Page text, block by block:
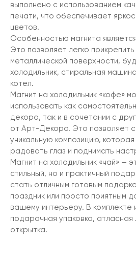
выполнено с использованием
печати, что обеспечивает
цветов.
Особенностью магнита
Это позволяет легко
металлической поверхности,
холодильник, стиральная
котел.
Магнит на холодильник «кофе»
использовать как
декора, так и в сочетании с
от Арт-Декоро. Это позволяет
уникальную композицию,
радовать глаз и поднимать
Магнит на холодильник «чай» —
стильный, но и практичный
стать отличным готовым
праздник или просто приятным
вашему интерьеру. В комплекте
подарочная упаковка,
открытка.